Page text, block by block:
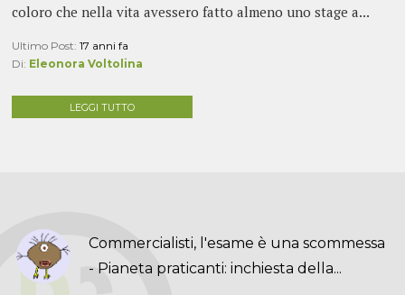
coloro che nella vita avessero fatto almeno uno stage a...
Ultimo Post:17 anni fa
Di: Eleonora Voltolina
LEGGI TUTTO
Commercialisti, l'esame è una scommessa
- Pianeta praticanti: inchiesta della...